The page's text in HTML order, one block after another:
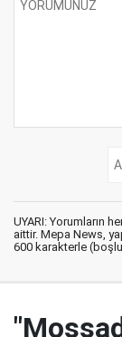
UYARI: Yorumların
aittir. Mepa News,
600 karakterle